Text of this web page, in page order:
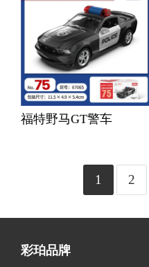
福特野马GT警车
1 2
彩珀品牌